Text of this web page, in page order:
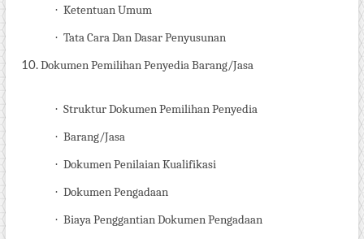
· Ketentuan Umum
· Tata Cara Dan Dasar Penyusunan
Dokumen Pemilihan Penyedia Barang/Jasa
· Struktur Dokumen Pemilihan Penyedia
· Barang/Jasa
· Dokumen Penilaian Kualifikasi
· Dokumen Pengadaan
· Biaya Penggantian Dokumen Pengadaan